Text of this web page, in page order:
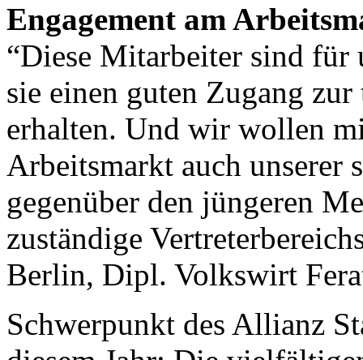
Engagement am
“Diese Mitarbeiter sind
sie einen guten Zugang
erhalten. Und wir wollen
Arbeitsmarkt auch unserer
gegenüber den jüngeren
zuständige
Berlin, Dipl. Volkswirt
Schwerpunkt des Allianz